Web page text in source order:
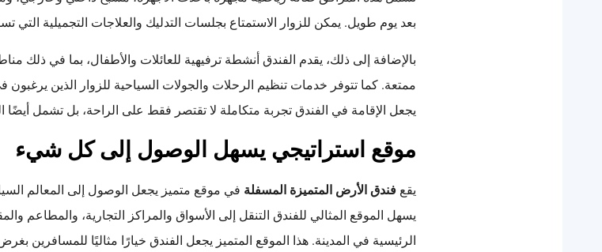
بعد يوم طويل. يمكن للزوار الاستمتاع بجلسات التدليك والعلاجات التجميلية التي
بالإضافة إلى ذلك، يقدم الفندق أنشطة ترفيهية للعائلات والأطفال، بما في ذلك
ممتعة. كما تتوفر خدمات تنظيم الرحلات والجولات السياحية للزوار الذين
يجعل الإقامة في الفندق تجربة متكاملة لا تقتصر فقط على الراحة، بل تشمل أيضًا
موقع استراتيجي يسهل الوصول إلى كل شيء
يقع فندق الأرض المتميزة المسفلة في موقع متميز يجعل الوصول إلى المعالم
يسهل الموقع المثالي للفندق التنقل إلى الأسواق والمراكز التجارية، والمطاعم
الرئيسية في المدينة. هذا الموقع المتميز يجعل الفندق خيارًا مثاليًا للمسافرين